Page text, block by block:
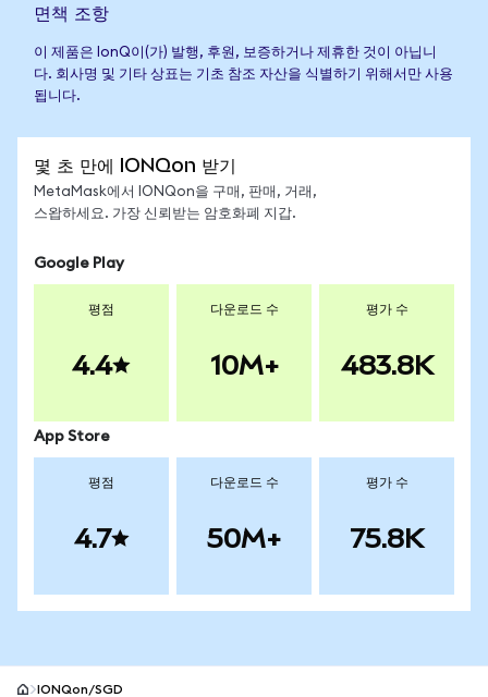
면책 조항
이 제품은 IonQ이(가) 발행, 후원, 보증하거나 제휴한 것이 아닙니
다. 회사명 및 기타 상표는 기초 참조 자산을 식별하기 위해서만 사용
됩니다.
몇 초 만에 IONQon 받기
MetaMask에서 IONQon을 구매, 판매, 거래,
스왑하세요. 가장 신뢰받는 암호화폐 지갑.
Google Play
평점
4.4
다운로드 수
10M+
평가 수
483.8K
App Store
평점
4.7
다운로드 수
50M+
평가 수
75.8K
IONQon/SGD